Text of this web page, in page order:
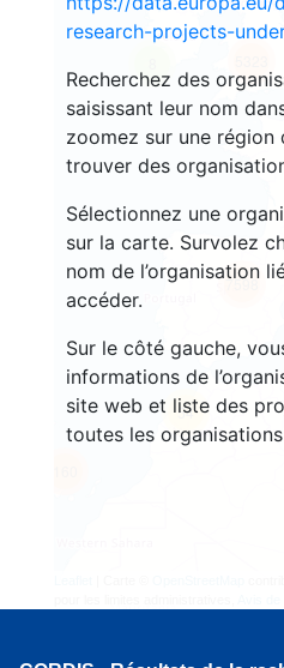
research-projects-
Recherchez des
saisissant leur nom
zoomez sur une
trouver des
Sélectionnez une
sur la carte. Survolez
nom de l’organisation
accéder.
Sur le côté gauche,
informations de
site web et liste des
toutes les
54
7598